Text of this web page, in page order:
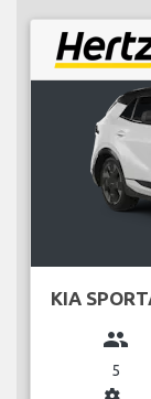
KIA
group
5